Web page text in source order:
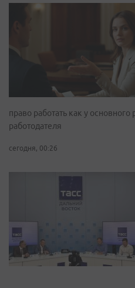
право работать как у основного
работодателя
сегодня, 00:26